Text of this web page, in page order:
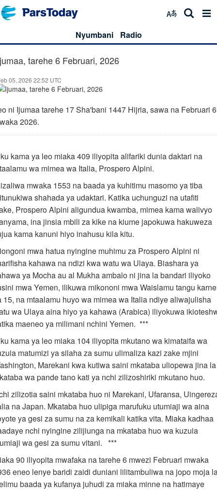
Nyumbani Radio
tarehe 6 Februari, 2026
05, 2026 22:52 UTC
ni Ijumaa tarehe 17 Sha'bani 1447 Hijria, sawa na Februari 6
2026.
kama ya leo miaka 409 iliyopita alifariki dunia daktari na
wa mimea wa Italia, Prospero Alpini.
mwaka 1553 na baada ya kuhitimu masomo ya tiba
shahada ya udaktari. Katika uchunguzi na utafiti
Prospero Alpini aligundua kwamba, mimea kama walivyo
ina jinsia mbili za kike na kiume japokuwa hakuweza
kama kanuni hiyo inahusu kila kitu.
mwa hatua nyingine muhimu za Prospero Alpini ni
kahawa na ndizi kwa watu wa Ulaya. Biashara ya
ya Mocha au al Mukha ambalo ni jina la bandari iliyoko
mwa Yemen, ilikuwa mikononi mwa Waislamu tangu karne
15, na mtaalamu huyo wa mimea wa Italia ndiye aliwajulisha
wa Ulaya aina hiyo ya kahawa (Arabica) iliyokuwa
maeneo ya milimani nchini Yemen. ***
kama ya leo miaka 104 iliyopita mkutano wa kimataifa wa
matumizi ya silaha za sumu ulimaliza kazi zake mjini
Marekani kwa kutiwa saini mkataba uliopewa jina la
wa pande tano kati ya nchi zilizoshiriki mkutano huo.
zilizotia saini mkataba huo ni Marekani, Ufaransa,
na Japan. Mkataba huo ulipiga marufuku utumiaji wa aina
ya gesi za sumu na za kemikali katika vita. Miaka kadhaa
nchi nyingine zilijiunga na mkataba huo wa kuzuia
wa gesi za sumu vitani. ***
90 iliyopita mwafaka na tarehe 6 mwezi Februari mwaka
eneo lenye baridi zaidi duniani lilitambuliwa na jopo moja
baada ya kufanya juhudi za miaka minne na hatimaye